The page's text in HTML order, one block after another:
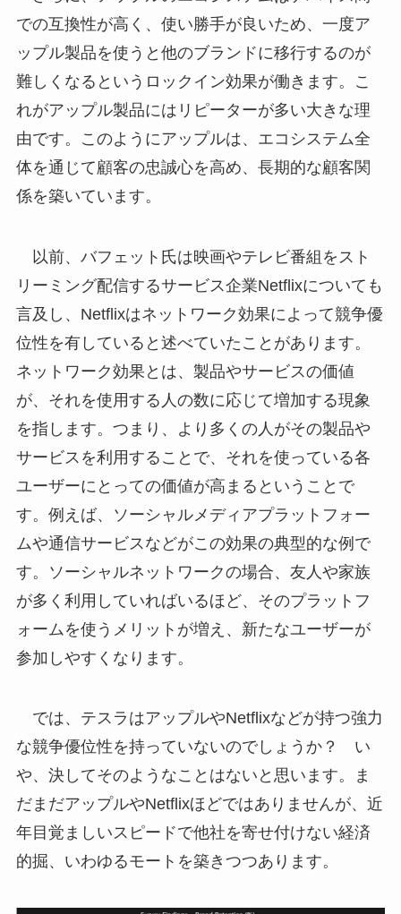
での互換性が高く、使い勝手が良いため、一度ア
ップル製品を使うと他のブランドに移行するのが
難しくなるというロックイン効果が働きます。こ
れがアップル製品にはリピーターが多い大きな理
由です。このようにアップルは、エコシステム全
体を通じて顧客の忠誠心を高め、長期的な顧客関
係を築いています。
以前、バフェット氏は映画やテレビ番組をスト
リーミング配信するサービス企業Netflixについても
言及し、Netflixはネットワーク効果によって競争優
位性を有していると述べていたことがあります。
ネットワーク効果とは、製品やサービスの価値
が、それを使用する人の数に応じて増加する現象
を指します。つまり、より多くの人がその製品や
サービスを利用することで、それを使っている各
ユーザーにとっての価値が高まるということで
す。例えば、ソーシャルメディアプラットフォー
ムや通信サービスなどがこの効果の典型的な例で
す。ソーシャルネットワークの場合、友人や家族
が多く利用していればいるほど、そのプラットフ
ォームを使うメリットが増え、新たなユーザーが
参加しやすくなります。
では、テスラはアップルやNetflixなどが持つ強力
な競争優位性を持っていないのでしょうか？ い
や、決してそのようなことはないと思います。ま
だまだアップルやNetflixほどではありませんが、近
年目覚ましいスピードで他社を寄せ付けない経済
的掘、いわゆるモートを築きつつあります。